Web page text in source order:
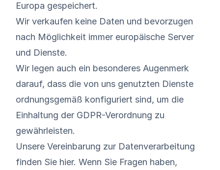
Europa gespeichert.
Wir verkaufen keine Daten und bevorzugen
nach Möglichkeit immer europäische Server
und Dienste.
Wir legen auch ein besonderes Augenmerk
darauf, dass die von uns genutzten Dienste
ordnungsgemäß konfiguriert sind, um die
Einhaltung der GDPR-Verordnung zu
gewährleisten.
Unsere Vereinbarung zur Datenverarbeitung
finden Sie hier. Wenn Sie Fragen haben,